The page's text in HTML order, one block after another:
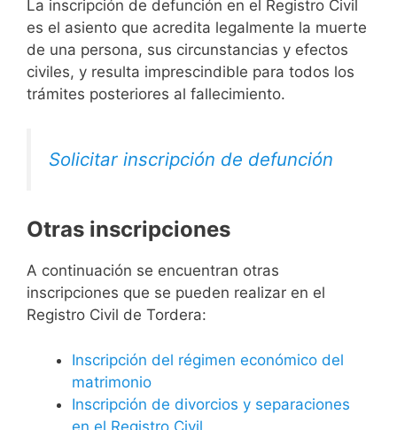
La inscripción de defunción en el Registro Civil
es el asiento que acredita legalmente la muerte
de una persona, sus circunstancias y efectos
civiles, y resulta imprescindible para todos los
trámites posteriores al fallecimiento.
Solicitar inscripción de defunción
Otras inscripciones
A continuación se encuentran otras
inscripciones que se pueden realizar en el
Registro Civil de Tordera:
Inscripción del régimen económico del
matrimonio
Inscripción de divorcios y separaciones
en el Registro Civil